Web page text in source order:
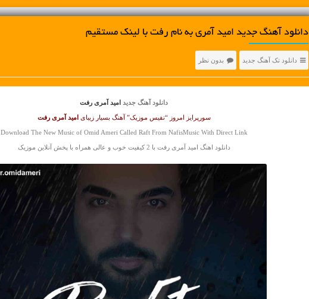
دانلود آهنگ جديد امید آمری به نام رفت با لینک مستقیم
دانلود تک آهنگ جدید بدون نظر
دانلود آهنگ جدید امید آمری رفت
سورپرایز امروز “نفیس موزیک” آهنگ بسیار زیبایامید آمری رفت
Download The New Music of Omid Ameri Called Raft From NafisMusic With Direct Link
دانلود اهنگ امید آمری رفت با 2 کیفیت خوب و عالی همراه با پخش آنلاین موزیک